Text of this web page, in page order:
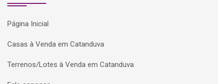
Página Inicial
Casas à Venda em Catanduva
Terrenos/Lotes à Venda em Catanduva